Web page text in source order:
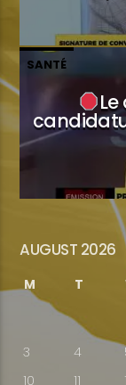
SANTÉ
AUGUST 2026
M T
3
4
10
11